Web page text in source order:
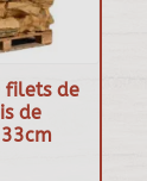
filets de
de